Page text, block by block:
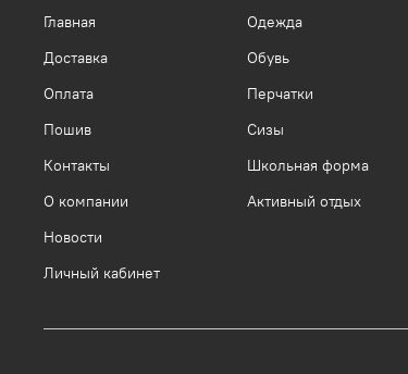
Главная
Доставка
Оплата
Пошив
Контакты
О компании
Новости
Личный кабинет
Одежда
Обувь
Перчатки
Сизы
Школьная форма
Активный отдых